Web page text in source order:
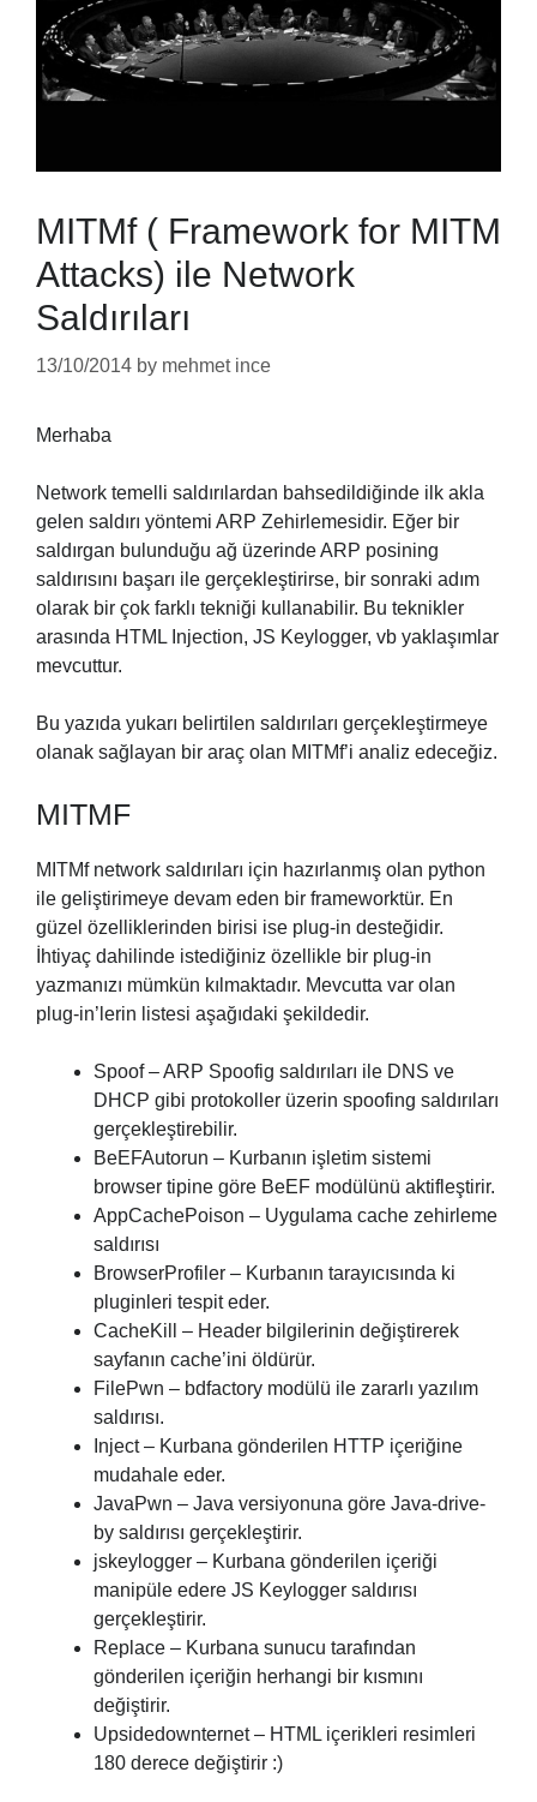
MITMf ( Framework for MITM
Attacks) ile Network
Saldırıları
13/10/2014 by mehmet ince
Merhaba
Network temelli saldırılardan bahsedildiğinde ilk akla
gelen saldırı yöntemi ARP Zehirlemesidir. Eğer bir
saldırgan bulunduğu ağ üzerinde ARP posining
saldırısını başarı ile gerçekleştirirse, bir sonraki adım
olarak bir çok farklı tekniği kullanabilir. Bu teknikler
arasında HTML Injection, JS Keylogger, vb yaklaşımlar
mevcuttur.
Bu yazıda yukarı belirtilen saldırıları gerçekleştirmeye
olanak sağlayan bir araç olan MITMf’i analiz edeceğiz.
MITMF
MITMf network saldırıları için hazırlanmış olan python
ile geliştirimeye devam eden bir frameworktür. En
güzel özelliklerinden birisi ise plug-in desteğidir.
İhtiyaç dahilinde istediğiniz özellikle bir plug-in
yazmanızı mümkün kılmaktadır. Mevcutta var olan
plug-in’lerin listesi aşağıdaki şekildedir.
Spoof – ARP Spoofig saldırıları ile DNS ve
DHCP gibi protokoller üzerin spoofing saldırıları
gerçekleştirebilir.
BeEFAutorun – Kurbanın işletim sistemi
browser tipine göre BeEF modülünü aktifleştirir.
AppCachePoison – Uygulama cache zehirleme
saldırısı
BrowserProfiler – Kurbanın tarayıcısında ki
pluginleri tespit eder.
CacheKill – Header bilgilerinin değiştirerek
sayfanın cache’ini öldürür.
FilePwn – bdfactory modülü ile zararlı yazılım
saldırısı.
Inject – Kurbana gönderilen HTTP içeriğine
mudahale eder.
JavaPwn – Java versiyonuna göre Java-drive-
by saldırısı gerçekleştirir.
jskeylogger – Kurbana gönderilen içeriği
manipüle edere JS Keylogger saldırısı
gerçekleştirir.
Replace – Kurbana sunucu tarafından
gönderilen içeriğin herhangi bir kısmını
değiştirir.
Upsidedownternet – HTML içerikleri resimleri
180 derece değiştirir :)